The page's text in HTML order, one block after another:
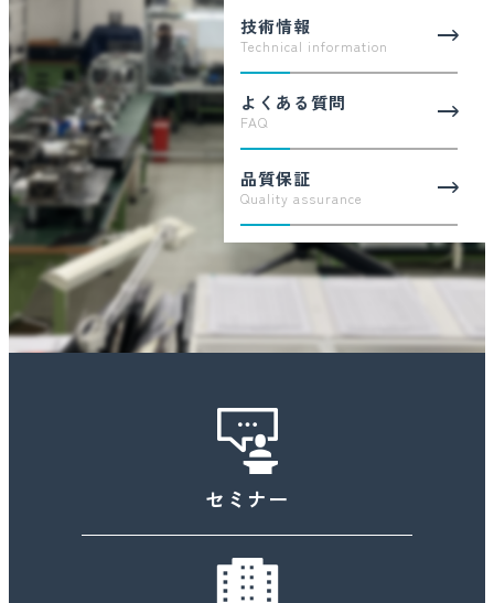
産業用モニタリングカメラSCP/SLEシリーズ リリースの
お知らせ
2024.12.11 新製品
COHERENT 狭帯域波長安定化半導体レーザー アイソレー
ター付きのモデルのご案内
2024.12.06 メディア掲載
INGENERIC社マネージングディレクターStefan
Hambuecker博士インタビュー公開
イベント
横浜ロボットワールド RobiZy共同ブース 出展中
お知らせ
技術情報
Technical information
よくある質問
FAQ
品質保証
Quality assurance
セミナー